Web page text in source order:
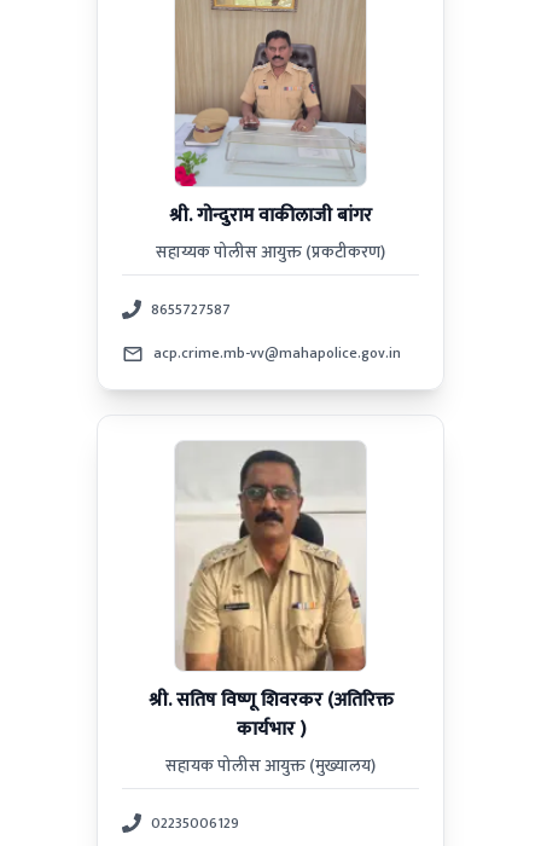
श्री. गोन्दुराम वाकीलाजी बांगर
सहाय्यक पोलीस आयुक्त (प्रकटीकरण)
8655727587
acp.crime.mb-vv@mahapolice.gov.in
श्री. सतिष विष्णू शिवरकर (अतिरिक्त
कार्यभार )
सहायक पोलीस आयुक्त (मुख्यालय)
02235006129